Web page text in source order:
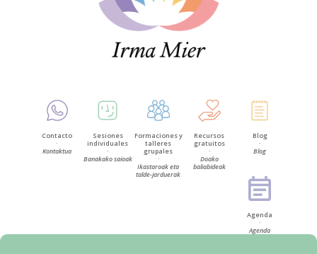
Contacto
·
Kontaktua
Sesiones
individuales
·
Banakako saioak
Formaciones y
talleres
grupales
·
Ikastaroak eta
talde-jarduerak
Recursos
gratuitos
·
Doako
baliabideak
Blog
·
Blog
Agenda
·
Agenda